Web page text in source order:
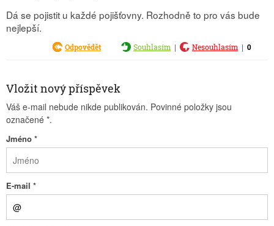
Dá se pojistit u každé pojišťovny. Rozhodně to pro vás bude
nejlepší.
Odpovědět Souhlasím | Nesouhlasím | 0
Vložit nový příspěvek
Váš e-mail nebude nikde publikován. Povinné položky jsou
označené *.
Jméno *
E-mail *